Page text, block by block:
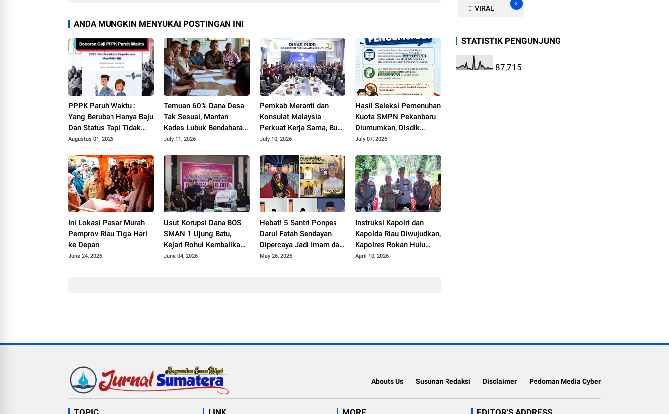
ANDA MUNGKIN MENYUKAI POSTINGAN INI
PPPK Paruh Waktu :
Yang Berubah Hanya Baju
Dan Status Tapi Tidak
Dengan Gaji Kami
Augustus 01, 2026
Temuan 60% Dana Desa
Tak Sesuai, Mantan
Kades Lubuk Bendahara
YF Beri Tanggapan
July 11, 2026
Pemkab Meranti dan
Konsulat Malaysia
Perkuat Kerja Sama, Buka
Peluang Kerja, Beasiswa,
Lokal
July 10, 2026
Hasil Seleksi Pemenuhan
Kuota SMPN Pekanbaru
Diumumkan, Disdik
Imbau Orang Tua
Ulang
July 07, 2026
Ini Lokasi Pasar Murah
Pemprov Riau Tiga Hari
ke Depan
June 24, 2026
Usut Korupsi Dana BOS
SMAN 1 Ujung Batu,
Kejari Rohul Kembalikan
Rp962 Juta dan Sita Aset
June 04, 2026
Hebat! 5 Santri Ponpes
Darul Fatah Sendayan
Dipercaya Jadi Imam dan
Khatib Salat Idul Adha
May 26, 2026
Instruksi Kapolri dan
Kapolda Riau Diwujudkan,
Kapolres Rokan Hulu
Tancap Gas Bangun
April 10, 2026
VIRAL
3
STATISTIK PENGUNJUNG
87,715
Abouts Us Susunan Redaksi Disclaimer Pedoman Media Cyber
TOPIC LINK MORE EDITOR'S ADDRESS